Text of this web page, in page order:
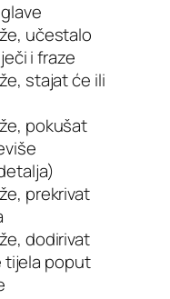
učestalo
i fraze
stajat će ili
pokušat
prekrivat
dodirivat
tijela poput